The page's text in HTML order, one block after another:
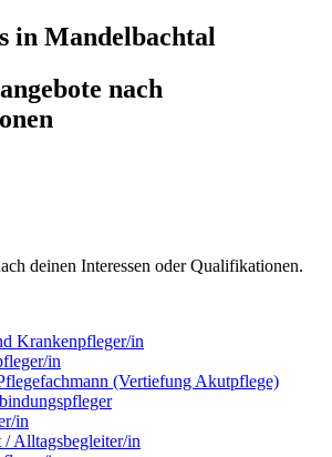
in Mandelbachtal
nach
deinen Interessen oder Qualifikationen.
Krankenpfleger/in
in
(Vertiefung Akutpflege)
in
/ Alltagsbegleiter/in